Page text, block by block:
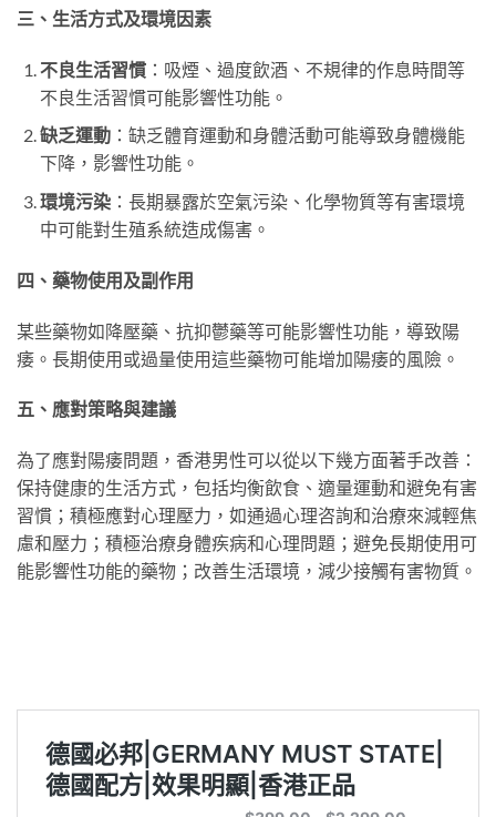
三、生活方式及環境因素
不良生活習慣：吸煙、過度飲酒、不規律的作息時間等
不良生活習慣可能影響性功能。
缺乏運動：缺乏體育運動和身體活動可能導致身體機能
下降，影響性功能。
環境污染：長期暴露於空氣污染、化學物質等有害環境
中可能對生殖系統造成傷害。
四、藥物使用及副作用
某些藥物如降壓藥、抗抑鬱藥等可能影響性功能，導致陽
痿。長期使用或過量使用這些藥物可能增加陽痿的風險。
五、應對策略與建議
為了應對陽痿問題，香港男性可以從以下幾方面著手改善：
保持健康的生活方式，包括均衡飲食、適量運動和避免有害
習慣；積極應對心理壓力，如通過心理咨詢和治療來減輕焦
慮和壓力；積極治療身體疾病和心理問題；避免長期使用可
能影響性功能的藥物；改善生活環境，減少接觸有害物質。